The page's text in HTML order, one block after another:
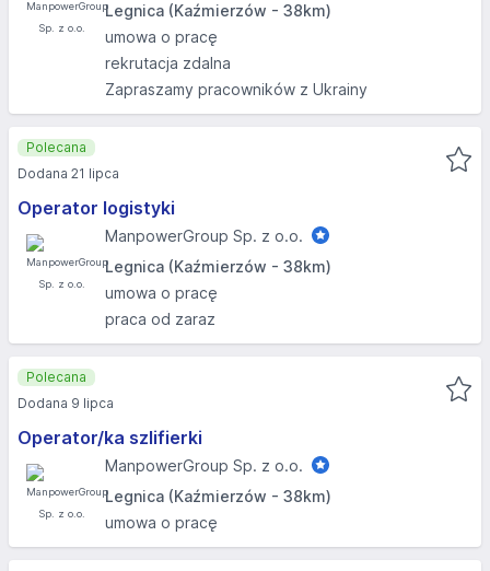
Legnica (Kaźmierzów - 38km)
umowa o pracę
rekrutacja zdalna
Zapraszamy pracowników z Ukrainy
Operator logistyki
ManpowerGroup Sp. z o.o.
Legnica (Kaźmierzów - 38km)
umowa o pracę
praca od zaraz
Polecana
Dodana 21 lipca
Operator/ka szlifierki
ManpowerGroup Sp. z o.o.
Legnica (Kaźmierzów - 38km)
umowa o pracę
Polecana
Dodana 9 lipca